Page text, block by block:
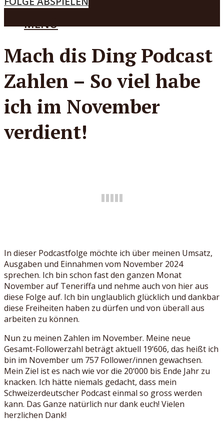
MENÜ
Mach dis Ding Podcast
Zahlen – So viel habe
ich im November
verdient!
In dieser Podcastfolge möchte ich über meinen Umsatz,
Ausgaben und Einnahmen vom November 2024
sprechen. Ich bin schon fast den ganzen Monat
November auf Teneriffa und nehme auch von hier aus
diese Folge auf. Ich bin unglaublich glücklich und dankbar
diese Freiheiten haben zu dürfen und von überall aus
arbeiten zu können.
Nun zu meinen Zahlen im November. Meine neue
Gesamt-Followerzahl beträgt aktuell 19‘606, das heißt ich
bin im November um 757 Follower/innen gewachsen.
Mein Ziel ist es nach wie vor die 20‘000 bis Ende Jahr zu
knacken. Ich hätte niemals gedacht, dass mein
Schweizerdeutscher Podcast einmal so gross werden
kann. Das Ganze natürlich nur dank euch! Vielen
herzlichen Dank!